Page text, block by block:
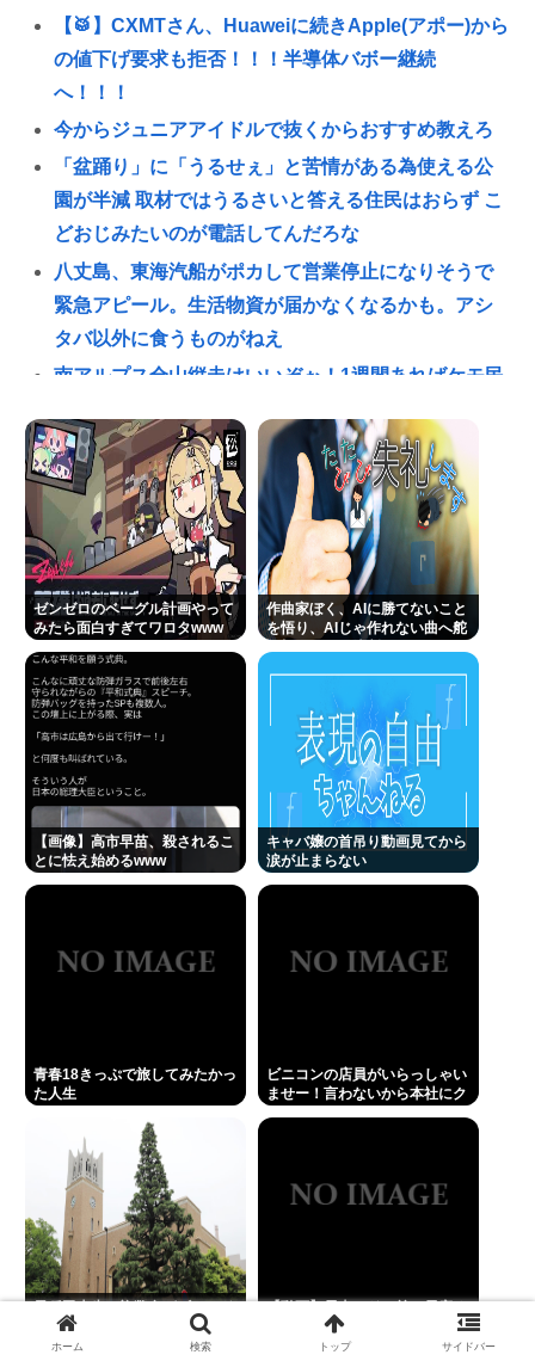
【🥁】CXMTさん、Huaweiに続きApple(アポー)から
の値下げ要求も拒否！！！半導体バボー継続
へ！！！
今からジュニアアイドルで抜くからおすすめ教えろ
「盆踊り」に「うるせぇ」と苦情がある為使える公
園が半減 取材ではうるさいと答える住民はおらず こ
どおじみたいのが電話してんだろな
八丈島、東海汽船がポカして営業停止になりそうで
緊急アピール。生活物資が届かなくなるかも。アシ
タバ以外に食うものがねえ
南アルプス全山縦走はいいぞぉ！1週間あればケモ民
青春18きっぷで旅してみたかった人生🚞
ビニコンの店員がいらっしゃいませー！言わないか
ら本社にクレームいれてやりましたよ！www
【動画】電車のドア前に居座るチー牛、どつかれる
「なぜ性行為の許諾をとらなかったんですか？」 ジ
ャンポケ斉藤「なぜとる必要があるんです？！」
ここ数年「どっちもどっち」とか「まだわからない
から叩くな」とかゆうチキン野郎が増えたけどどっ
から来たの？(´・ω・`)
立川志らく、ヒカルを弟子にしたことへの「談志が
泣いてるぞ」の声を”一言”でピシャリ
【動画】手術中に熊本地震直撃やばすぎwww
影山優佳、フォトエッセイが販売から 5日で重版決
ル」を破って既婚の元宝塚女優・花乃まりあと連日
Powered by livedoor 相互RSS
ゼンゼロのベーグル計画やって
みたら面白すぎてワロタwww
作曲家ぼく、AIに勝てないこと
を悟り、AIじゃ作れない曲へ舵
【画像】高市早苗、殺されるこ
とに怯え始めるwww
キャバ嬢の首吊り動画見てから
涙が止まらない
青春18きっぷで旅してみたかっ
た人生
ビニコンの店員がいらっしゃい
ませー！言わないから本社にク
カードのポイント詐欺で無銭飲
チー牛、どつかれる
ホーム 検索 トップ サイドバー